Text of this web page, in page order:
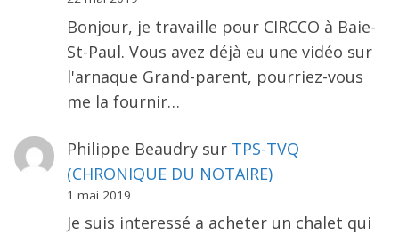
Bonjour, je travaille pour CIRCCO à Baie-
St-Paul. Vous avez déjà eu une vidéo sur
l'arnaque Grand-parent, pourriez-vous
me la fournir…
Philippe Beaudrysur TPS-TVQ
(CHRONIQUE DU NOTAIRE)
1 mai 2019
Je suis interessé a acheter un chalet qui